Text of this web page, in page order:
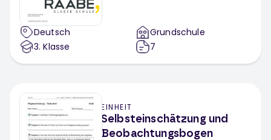
Deutsch
3. Klasse
Grundschule
7
EINHEIT
Selbsteinschätzung und
Beobachtungsbogen